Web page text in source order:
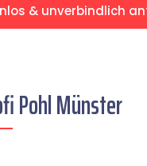
& unverbindlich
Pohl Münster